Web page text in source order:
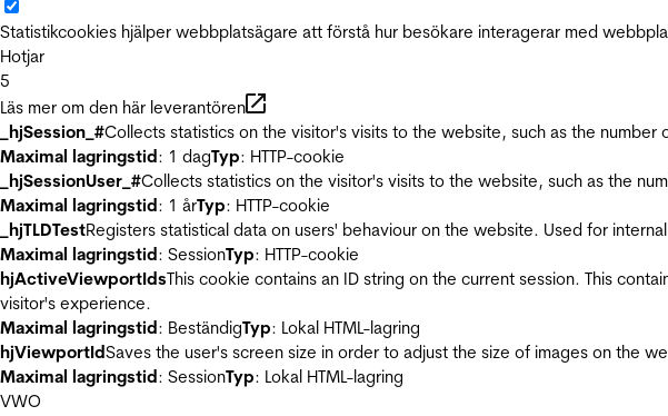
Statistikcookies hjälper webbplatsägare att förstå hur besökare interagerar med
Hotjar
5
Läs mer om den här leverantören
_hjSession_#Collects statistics on the visitor's visits to the website, such as the
Maximal lagringstid: 1 dagTyp: HTTP-cookie
_hjSessionUser_#Collects statistics on the visitor's visits to the website, such as the
Maximal lagringstid: 1 årTyp: HTTP-cookie
_hjTLDTestRegisters statistical data on users' behaviour on the website. Used for
Maximal lagringstid: SessionTyp: HTTP-cookie
hjActiveViewportIdsThis cookie contains an ID string on the current session. This
visitor's experience.
Maximal lagringstid: BeständigTyp: Lokal HTML-lagring
hjViewportIdSaves the user's screen size in order to adjust the size of images on the
Maximal lagringstid: SessionTyp: Lokal HTML-lagring
VWO